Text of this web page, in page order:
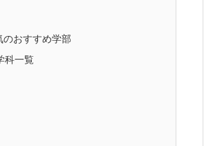
のおすすめ学部
科一覧